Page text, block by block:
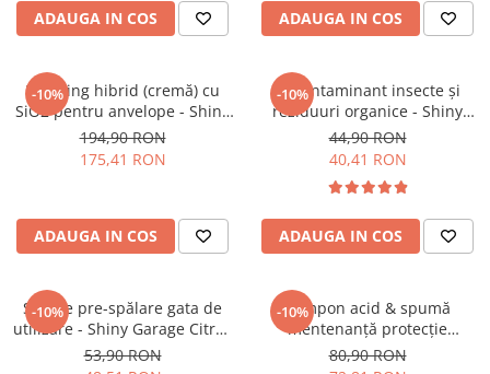
ADAUGA IN COS ADAUGA IN COS
-10%
Dressing hibrid (cremă) cu
SiO2 pentru anvelope - Shiny
Garage Back2Black (1L)
194,90 RON
175,41 RON
ADAUGA IN COS
-10%
Decontaminant insecte și
reziduuri organice - Shiny
Garage Bug Off (500ml)
44,90 RON
40,41 RON
ADAUGA IN COS
-10%
Soluție pre-spălare gata de
utilizare - Shiny Garage Citrus
Pre Cleaner RTU (1L)
53,90 RON
-10%
Șampon acid & spumă
mentenanță protecție
ceramică - Shiny Garage
80,90 RON